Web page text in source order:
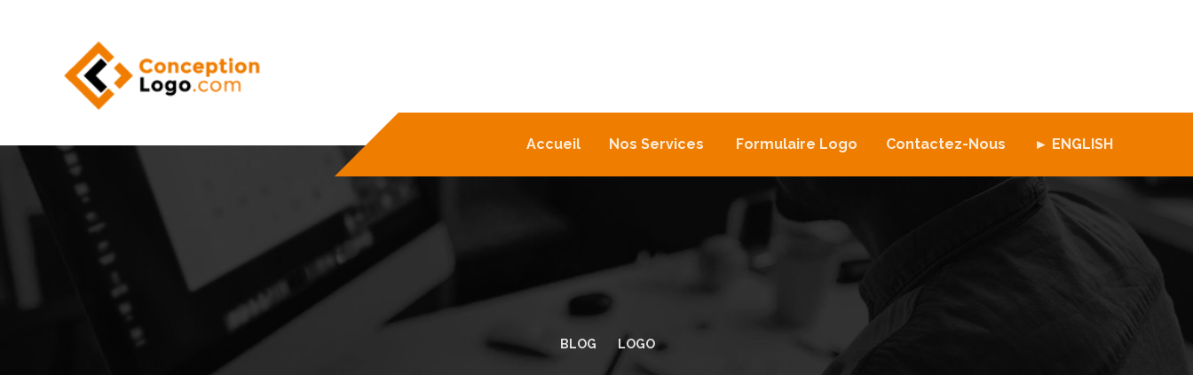
Accueil Nos Services Formulaire Logo Contactez-Nous ► ENGLISH
BLOG LOGO